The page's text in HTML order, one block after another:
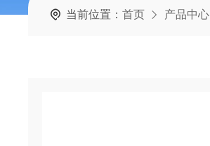
当前位置：首页 产品中心